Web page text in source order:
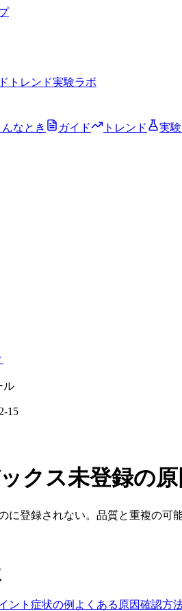
トレンド実験ラボ
んなとき ガイド トレンド 実
ル
15
クス未登録の
に登録されない。品質と重複の可
ント 症状の例 よくある原因確認方